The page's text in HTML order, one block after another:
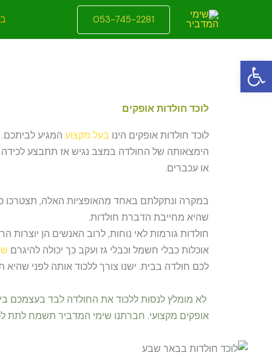
053-745-2281
לוכד חולדות אופקים
לוכד חולדות אופקים הינו בעל מקצוע המגיע
הימצאותה של החולדה במצב נגיש אז תתבצע לכידה
או עכברים.
במקרה ונתקלתם באחד מהאופציות האלה, תצטרכו
שהיא מחייבת הדברת חולדות.
חולדות גורמות לאי נוחות, לרוב האנשים הן
אוכלות כבלי חשמל וכבלי גז ועקב כך יכולה להיגרם
לכם חולדה בבית. ישנו צורך ללכוד אותה לפני שהיא
לא מומלץ לנסות ללכוד את החולדה לבד בעצמכם
אופקים מקצועי. חברתנו שימי המדביר תשמח לתת
פתח סרגל נגישות